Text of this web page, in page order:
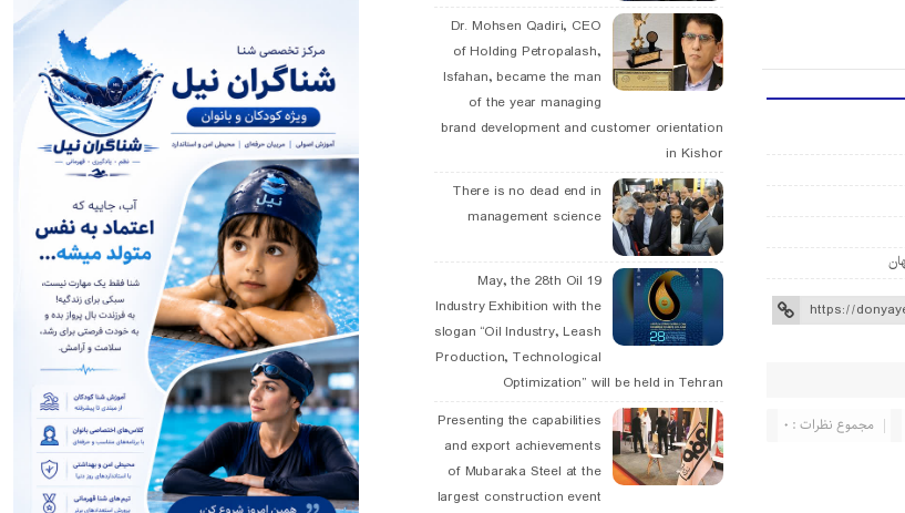
مجموع نظرات : 0
Dr. Mohsen Qadiri, CEO
of Holding Petropalash,
Isfahan, became the man
of the year managing
brand development and customer orientation
in Kishor
There is no dead end in
management science
19 May, the 28th Oil
Industry Exhibition with the
slogan “Oil Industry, Leash
Production, Technological
Optimization” will be held in Tehran
Presenting the capabilities
and export achievements
of Mubaraka Steel at the
largest construction event